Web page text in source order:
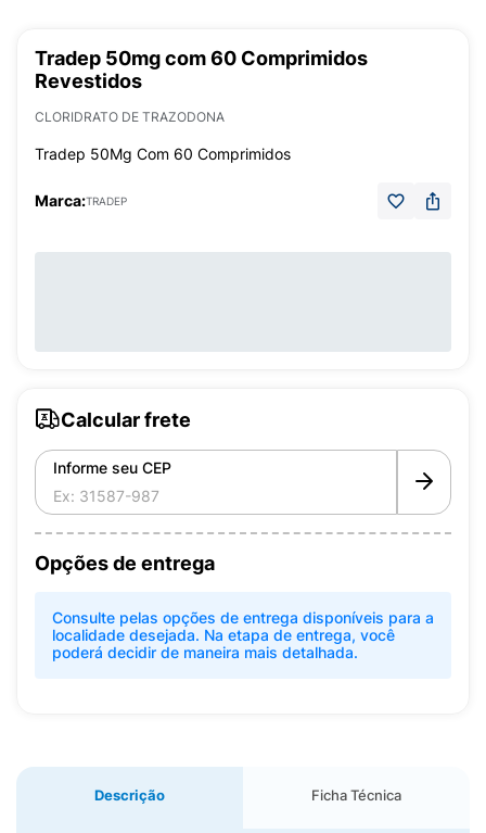
Tradep 50mg com 60 Comprimidos
Revestidos
CLORIDRATO DE TRAZODONA
Tradep 50Mg Com 60 Comprimidos
Marca:TRADEP
Calcular frete
Informe seu CEP
Opções de entrega
Consulte pelas opções de entrega disponíveis para a
localidade desejada. Na etapa de entrega, você
poderá decidir de maneira mais detalhada.
Descrição Ficha Técnica